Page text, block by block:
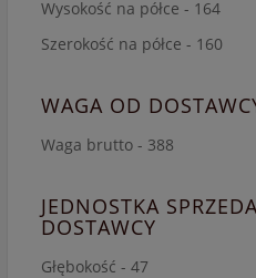
Wysokość na półce - 164
Szerokość na półce - 160
WAGA OD
Waga brutto - 388
JEDNOSTKA
DOSTAWCY
Głębokość - 47